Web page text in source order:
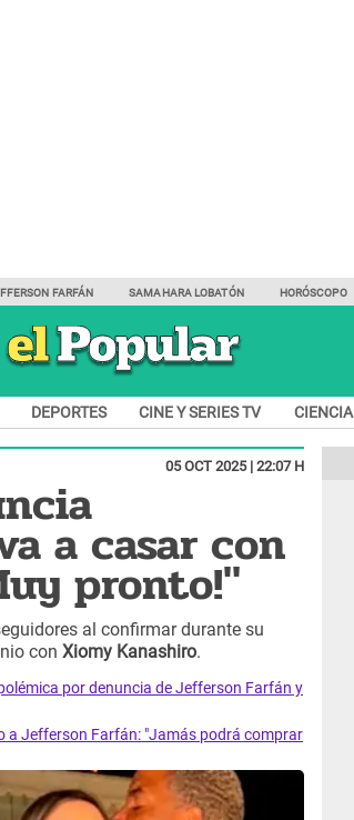
FARFÁN SAMAHARA LOBATÓN HORÓSCOPO
DEPORTES CINE Y SERIES TV CIENCIA
05 OCT 2025 | 22:07 H
a casar con
pronto!"
al confirmar durante su
con Xiomy Kanashiro.
por denuncia de Jefferson Farfán y
a Jefferson Farfán: "Jamás podrá comprar